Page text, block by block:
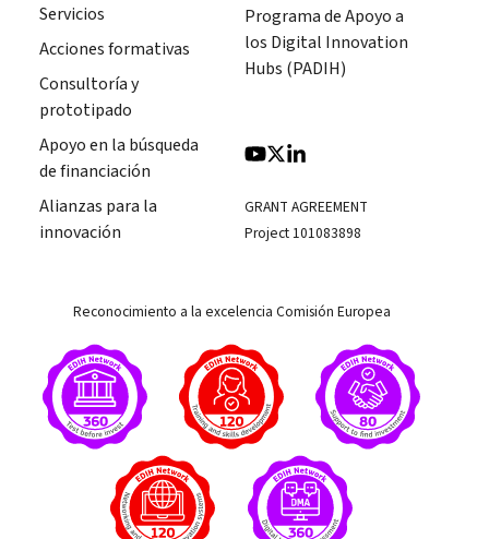
Servicios
Acciones formativas
Consultoría y
prototipado
Apoyo en la búsqueda
de financiación
Alianzas para la
innovación
Programa de Apoyo a
los Digital Innovation
Hubs (PADIH)
GRANT AGREEMENT
Project 101083898
Reconocimiento a la excelencia Comisión Europea